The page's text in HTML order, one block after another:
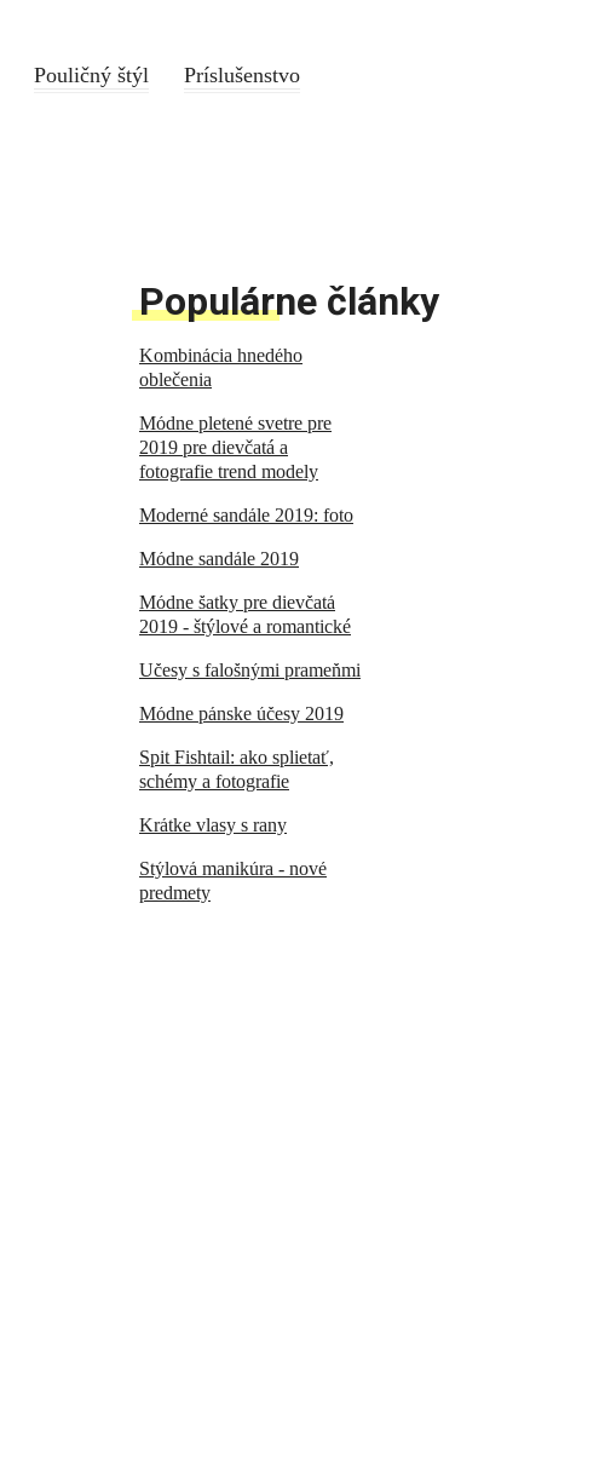
Pouličný štýl Príslušenstvo
Populárne články
Kombinácia hnedého
oblečenia
Módne pletené svetre pre
2019 pre dievčatá a
fotografie trend modely
Moderné sandále 2019: foto
Módne sandále 2019
Módne šatky pre dievčatá
2019 - štýlové a romantické
Účesy s falošnými prameňmi
Módne pánske účesy 2019
Spit Fishtail: ako splietať,
schémy a fotografie
Krátke vlasy s rany
Štýlová manikúra - nové
predmety